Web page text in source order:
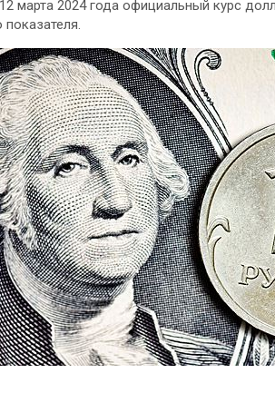
марта 2024 года официальный курс